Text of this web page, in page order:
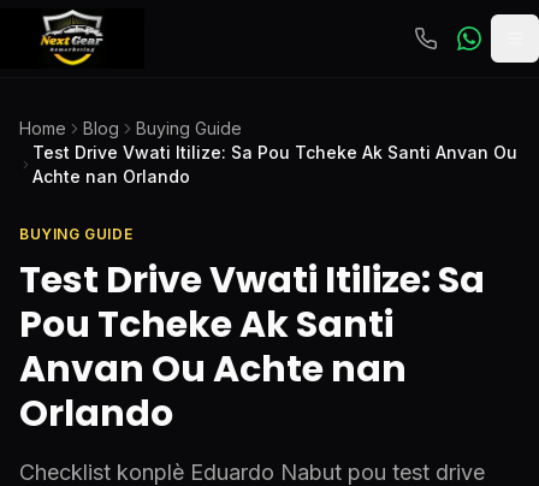
Home Blog
Buying Guide
Test Drive Vwati Itilize: Sa Pou Tcheke Ak Santi Anvan Ou
Achte nan Orlando
BUYING GUIDE
Test Drive Vwati Itilize: Sa
Pou Tcheke Ak Santi
Anvan Ou Achte nan
Orlando
Checklist konplè Eduardo Nabut pou test drive